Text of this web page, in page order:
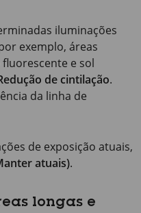
iluminações
exemplo, áreas
e sol
de cintilação.
da linha de
de exposição atuais,
atuais).
longas e